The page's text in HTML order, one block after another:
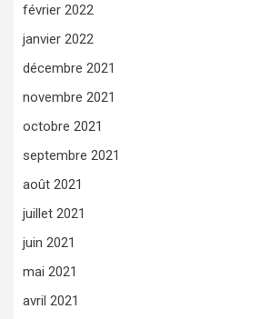
février 2022
janvier 2022
décembre 2021
novembre 2021
octobre 2021
septembre 2021
août 2021
juillet 2021
juin 2021
mai 2021
avril 2021